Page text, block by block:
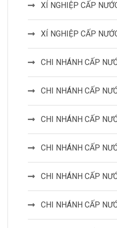
XÍ NGHIỆP CẤP
XÍ NGHIỆP CẤP
CHI NHÁNH CẤP
CHI NHÁNH CẤP
CHI NHÁNH CẤP
CHI NHÁNH CẤP
CHI NHÁNH CẤP
CHI NHÁNH CẤP